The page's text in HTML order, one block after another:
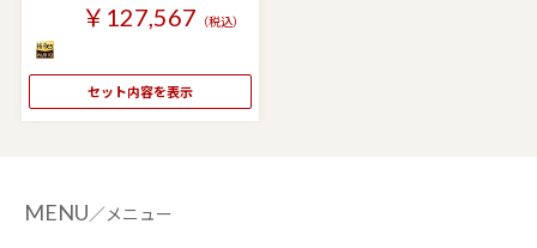
￥127,567 （税込）
セット内容を表示
MENU／メニュー